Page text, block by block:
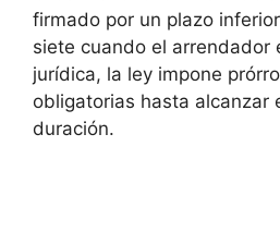
firmado por un plazo
siete cuando el arrendador
jurídica, la ley impone
obligatorias hasta alcanzar
duración.